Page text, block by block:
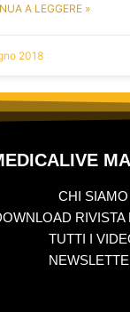
A LEGGERE »
2018
CHI SIAMO
RIVISTA
TUTTI I